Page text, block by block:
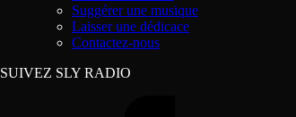
Suggérer une musique
Laisser une dédicace
Contactez-nous
SUIVEZ SLY RADIO